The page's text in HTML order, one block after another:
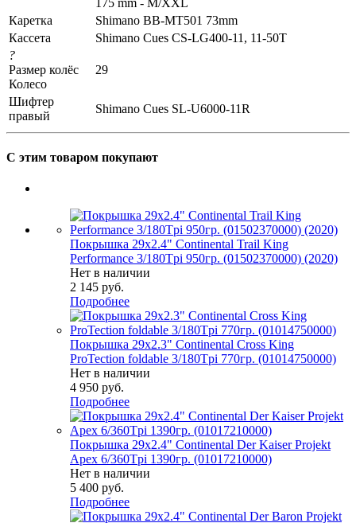
Каретка
Shimano BB-MT501 73mm
Кассета
Shimano Cues CS-LG400-11, 11-50T
?
Размер колёс
Колесо
29
Шифтер
правый
Shimano Cues SL-U6000-11R
С этим товаром покупают
Покрышка 29x2.4" Continental Trail King
Performance 3/180Tpi 950гр. (01502370000) (2020)
Нет в наличии
2 145 руб.
Подробнее
Покрышка 29x2.3" Continental Cross King
ProTection foldable 3/180Tpi 770гр. (01014750000)
Нет в наличии
4 950 руб.
Подробнее
Покрышка 29x2.4" Continental Der Kaiser Projekt
Apex 6/360Tpi 1390гр. (01017210000)
Нет в наличии
5 400 руб.
Подробнее